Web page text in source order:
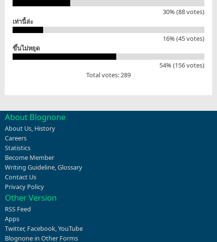
30% (88 votes)
เท่านี้ล่ะ
16% (45 votes)
ขึ้นไม่หยุด
54% (156 votes)
Total votes: 289
About Blognone
About Us, History
Careers
Statistics
Become Member
Writing Guideline,Glossary
Contact Us
Privacy Policy
Other Version
RSS Feed
Apps
Twitter, Facebook,YouTube
Blognone in Other Forms